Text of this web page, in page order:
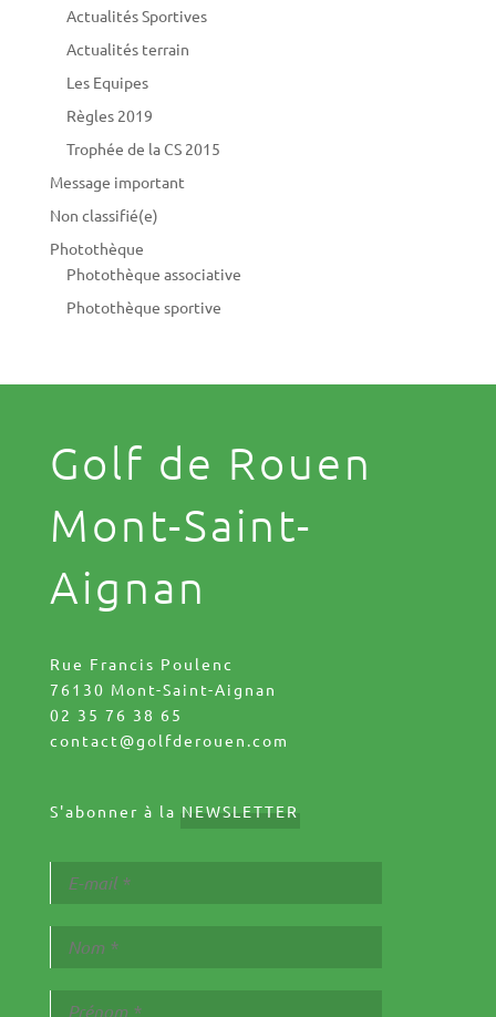
Actualités Sportives
Actualités terrain
Les Equipes
Règles 2019
Trophée de la CS 2015
Message important
Non classifié(e)
Photothèque
Photothèque associative
Photothèque sportive
Golf de Rouen
Mont-Saint-
Aignan
Rue Francis Poulenc
76130 Mont-Saint-Aignan
02 35 76 38 65
contact@golfderouen.com
S'abonner à la NEWSLETTER